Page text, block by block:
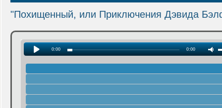
"Похищенный, или Приключения Дэвида
0:00 0:00